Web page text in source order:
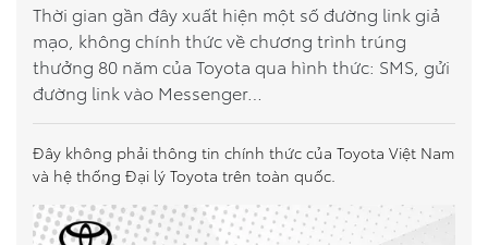
Điện hóa
Về Toyota Việt Nam
Tin tức & Khuyến mãi
VR Showroom
Thời gian gần đây xuất hiện một số đường link giả
mạo, không chính thức về chương trình trúng
thưởng 80 năm của Toyota qua hình thức: SMS, gửi
đường link vào Messenger…
Đây không phải thông tin chính thức của Toyota Việt Nam
và hệ thống Đại lý Toyota trên toàn quốc.